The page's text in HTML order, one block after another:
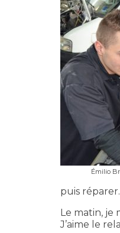
Émilio
puis
Le matin, je
J’aime le